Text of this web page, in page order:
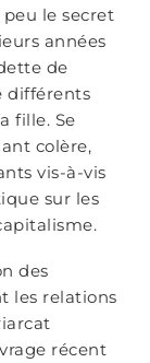
le secret
années
de
différents
fille. Se
colère,
vis-à-vis
sur les
des
les relations
récent